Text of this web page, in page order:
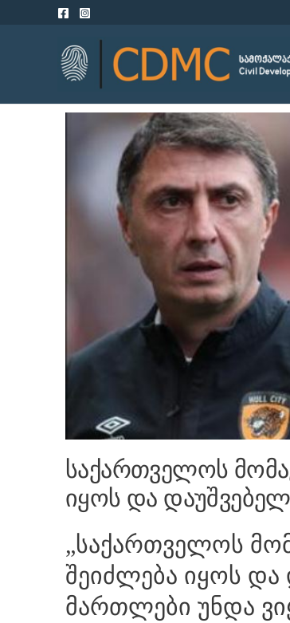
საქართველოს
იყოს და
„საქართველოს
შეიძლება იყოს და
მართლები უნდა